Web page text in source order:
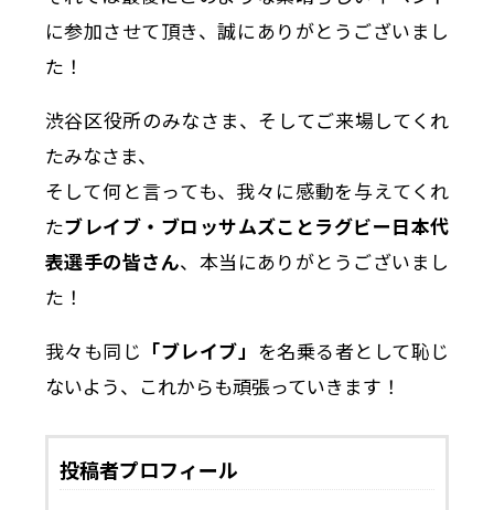
に参加させて頂き、誠にありがとうございまし
た！
渋谷区役所のみなさま、そしてご来場してくれ
たみなさま、
そして何と言っても、我々に感動を与えてくれ
たブレイブ・ブロッサムズことラグビー日本代
表選手の皆さん、本当にありがとうございまし
た！
我々も同じ 「ブレイブ」 を名乗る者として恥じ
ないよう、これからも頑張っていきます！
投稿者プロフィール